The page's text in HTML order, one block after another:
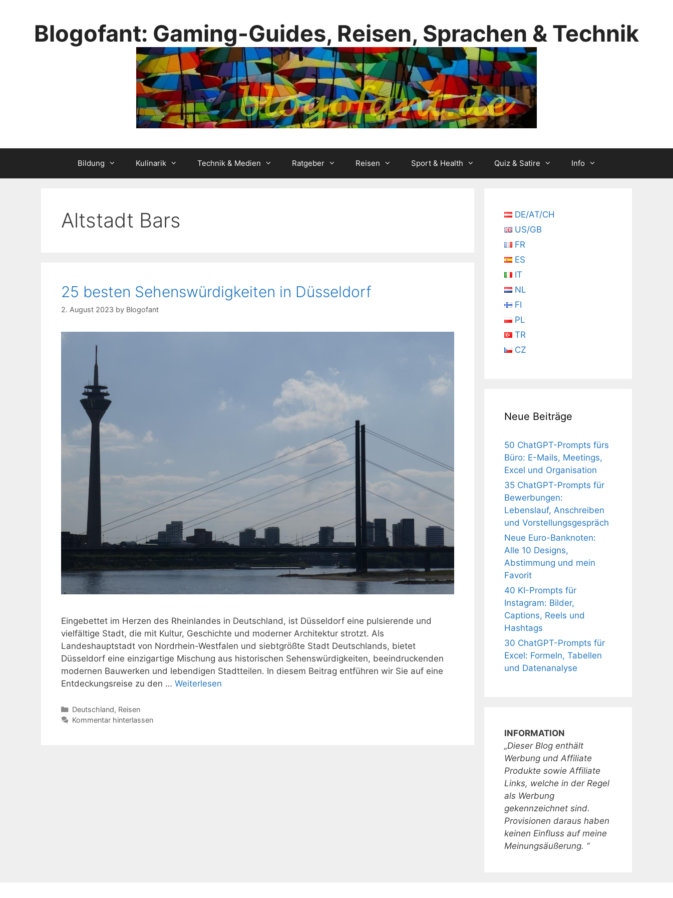
Blogofant: Gaming-Guides, Reisen, Sprachen & Technik
Bildung Kulinarik Technik & Medien Ratgeber Reisen Sport & Health Quiz & Satire Info
Altstadt Bars
25 besten Sehenswürdigkeiten in Düsseldorf
2. August 2023 by Blogofant
Eingebettet im Herzen des Rheinlandes in Deutschland, ist Düsseldorf eine pulsierende und
vielfältige Stadt, die mit Kultur, Geschichte und moderner Architektur strotzt. Als
Landeshauptstadt von Nordrhein-Westfalen und siebtgrößte Stadt Deutschlands, bietet
Düsseldorf eine einzigartige Mischung aus historischen Sehenswürdigkeiten, beeindruckenden
modernen Bauwerken und lebendigen Stadtteilen. In diesem Beitrag entführen wir Sie auf eine
Entdeckungsreise zu den … Weiterlesen
Kategorien
Deutschland, Reisen
Kommentar hinterlassen
DE/AT/CH
US/GB
FR
ES
IT
NL
FI
PL
TR
CZ
Neue Beiträge
50 ChatGPT-Prompts fürs
Büro: E-Mails, Meetings,
Excel und Organisation
35 ChatGPT-Prompts für
Bewerbungen:
Lebenslauf, Anschreiben
und Vorstellungsgespräch
Neue Euro-Banknoten:
Alle 10 Designs,
Abstimmung und mein
Favorit
40 KI-Prompts für
Instagram: Bilder,
Captions, Reels und
Hashtags
30 ChatGPT-Prompts für
Excel: Formeln, Tabellen
und Datenanalyse
INFORMATION
„Dieser Blog enthält
Werbung und Affiliate
Produkte sowie Affiliate
Links, welche in der Regel
als Werbung
gekennzeichnet sind.
Provisionen daraus haben
keinen Einfluss auf meine
Meinungsäußerung. “